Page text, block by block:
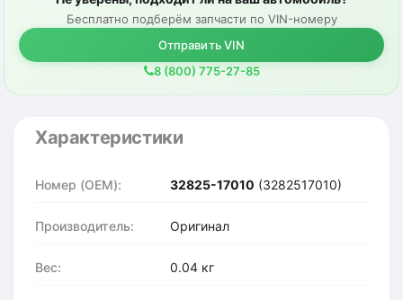
Бесплатно подберём запчасти по VIN-номеру
Отправить VIN
8 (800) 775-27-85
Характеристики
Номер (OEM): 32825-17010 (3282517010)
Производитель: Оригинал
Вес: 0.04 кг